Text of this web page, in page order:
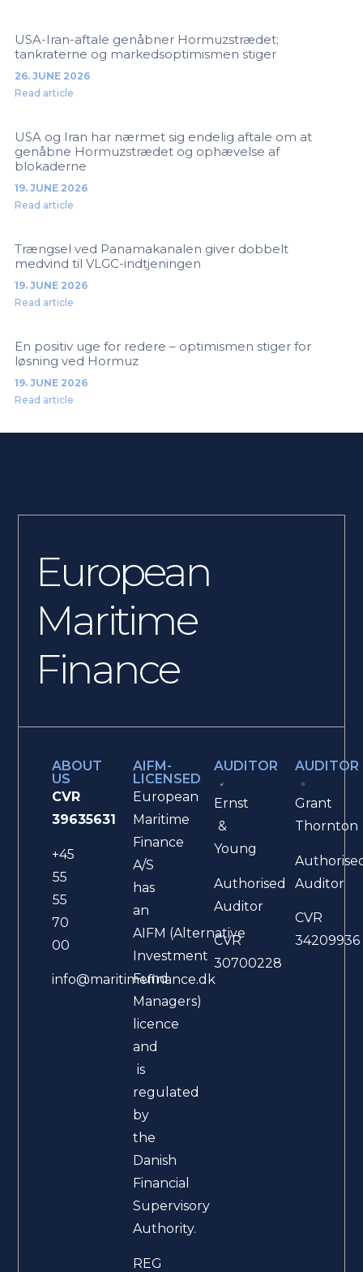
USA-Iran-aftale genåbner Hormuzstrædet;
tankraterne og markedsoptimismen stiger
26. JUNE 2026
Read article
USA og Iran har nærmet sig endelig aftale om at
genåbne Hormuzstrædet og ophævelse af
blokaderne
19. JUNE 2026
Read article
Trængsel ved Panamakanalen giver dobbelt
medvind til VLGC-indtjeningen
19. JUNE 2026
Read article
En positiv uge for redere – optimismen stiger for
løsning ved Hormuz
19. JUNE 2026
Read article
European
Maritime
Finance
ABOUT
US
CVR
39635631
+45
55
55
70
00
info@maritimefinance.dk
AIFM-
LICENSED
European
Maritime
Finance
A/S
has
an
AIFM (Alternative
Investment
Fund
Managers)
licence
and
is
regulated
by
the
Danish
Financial
Supervisory
Authority.
REG
AUDITOR
Ernst
&
Young
Authorised
Auditor
CVR
30700228
AUDITOR
Grant
Thornton
Auditor
CVR
34209936